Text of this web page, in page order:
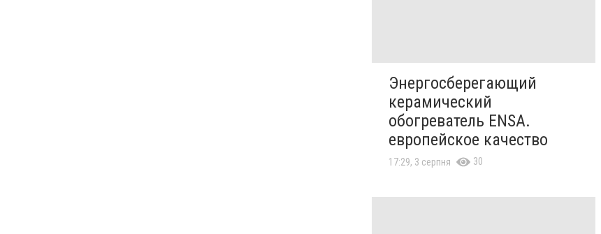
Энергосберегающий
керамический
обогреватель ENSA.
европейское качество
17:29, 3 серпня 30